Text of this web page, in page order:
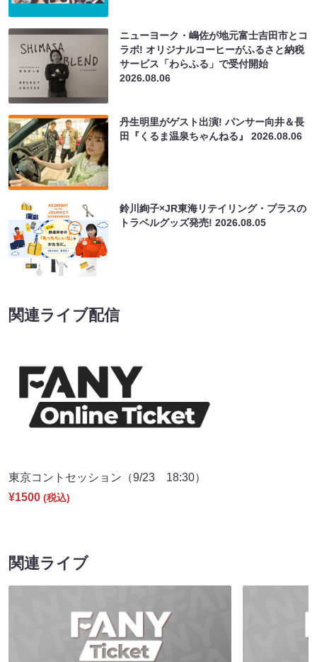
ニューヨーク・嶋佐が地元富士吉田市とコ
ラボ! オリジナルコーヒーがふるさと納税
サービス「わらふる」で受付開始
2026.08.06
丹生明里がゲスト出演! パンサー向井＆長
田『くるま温泉ちゃんねる』2026.08.06
鈴川絢子×JR東海リテイリング・プラスの
トラベルグッズ発売!2026.08.05
関連ライブ配信
東京コントセッション（9/23 18:30）
¥1500 (税込)
関連ライブ